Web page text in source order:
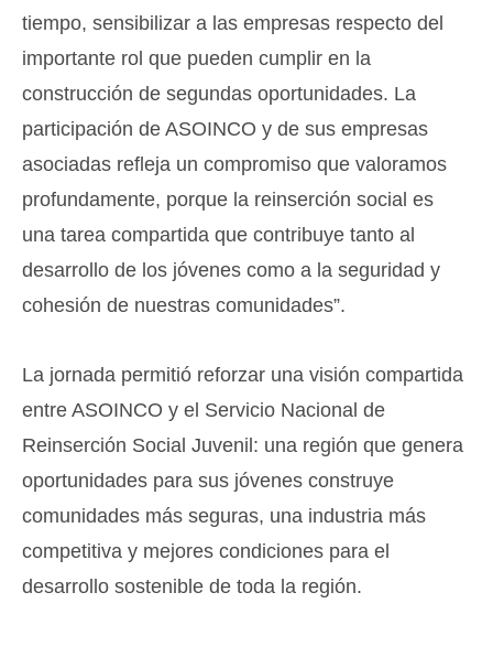
tiempo, sensibilizar a las empresas respecto del
importante rol que pueden cumplir en la
construcción de segundas oportunidades. La
participación de ASOINCO y de sus empresas
asociadas refleja un compromiso que valoramos
profundamente, porque la reinserción social es
una tarea compartida que contribuye tanto al
desarrollo de los jóvenes como a la seguridad y
cohesión de nuestras comunidades”.
La jornada permitió reforzar una visión compartida
entre ASOINCO y el Servicio Nacional de
Reinserción Social Juvenil: una región que genera
oportunidades para sus jóvenes construye
comunidades más seguras, una industria más
competitiva y mejores condiciones para el
desarrollo sostenible de toda la región.